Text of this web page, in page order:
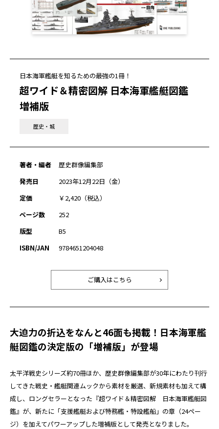
日本海軍艦艇を知るための最強の1冊！
超ワイド＆精密図解 日本海軍艦艇図鑑
増補版
歴史・城
著者・編者
歴史群像編集部
発売日
2023年12月22日（金）
定価
￥2,420（税込）
ページ数
252
版型
B5
ISBN/JAN
9784651204048
ご購入はこちら
大迫力の折込をなんと46面も掲載！日本海軍艦
艇図鑑の決定版の「増補版」が登場
太平洋戦史シリーズ約70冊ほか、歴史群像編集部が30年にわたり刊行
してきた戦史・艦艇関連ムックから素材を厳選、新規素材も加えて構
成し、ロングセラーとなった『超ワイド＆精密図解 日本海軍艦艇図
鑑』が、新たに「支援艦艇および特務艦・特設艦船」の章（24ペー
ジ）を加えてパワーアップした増補版として発売となりました。